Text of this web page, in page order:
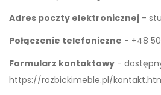
Adres poczty elektronicznej -
Połączenie telefoniczne - +48
Formularz kontaktowy -
https://rozbickimeble.pl/